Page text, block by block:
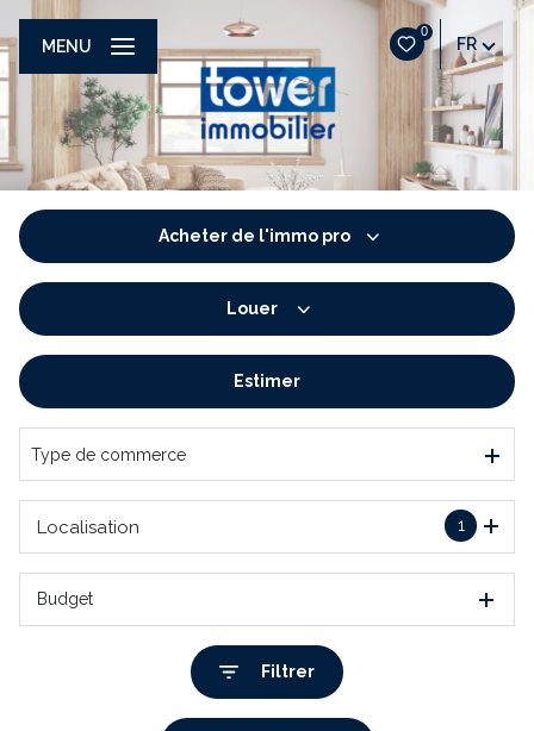
0
FR
MENU
Acheter de l'immo pro
De l'immo pro
Louer
De l'immo pro
Estimer
Type de commerce
1
Localisation
Budget
Filtrer